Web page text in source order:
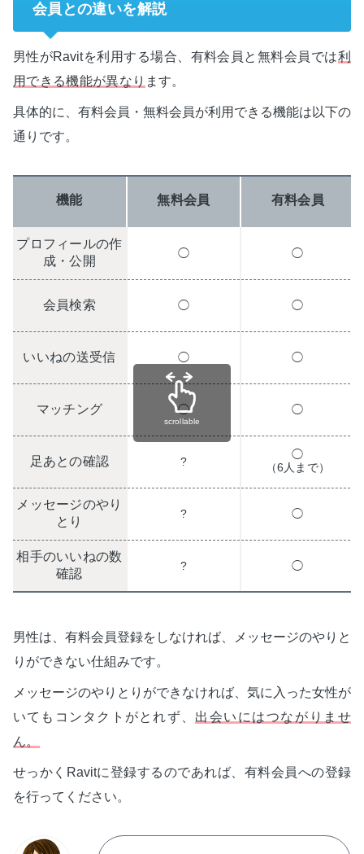
会員との違いを解説
男性がRavitを利用する場合、有料会員と無料会員では利
用できる機能が異なり ます。
具体的に、有料会員・無料会員が利用できる機能は以下の
通りです。
機能 無料会員 有料会員
プロフィールの作
成・公開
◯ ◯
会員検索 ◯ ◯
いいねの送受信 ◯ ◯
マッチング ◯ ◯
足あとの確認 ?
◯
（6人まで）
メッセージのやり
とり
? ◯
相手のいいねの数
確認
? ◯
scrollable
男性は、有料会員登録をしなければ、メッセージのやりと
りができない仕組みです。
メッセージのやりとりができなければ、気に入った女性が
いてもコンタクトがとれず、 出会いにはつながりませ
ん。
せっかくRavitに登録するのであれば、有料会員への登録
を行ってください。